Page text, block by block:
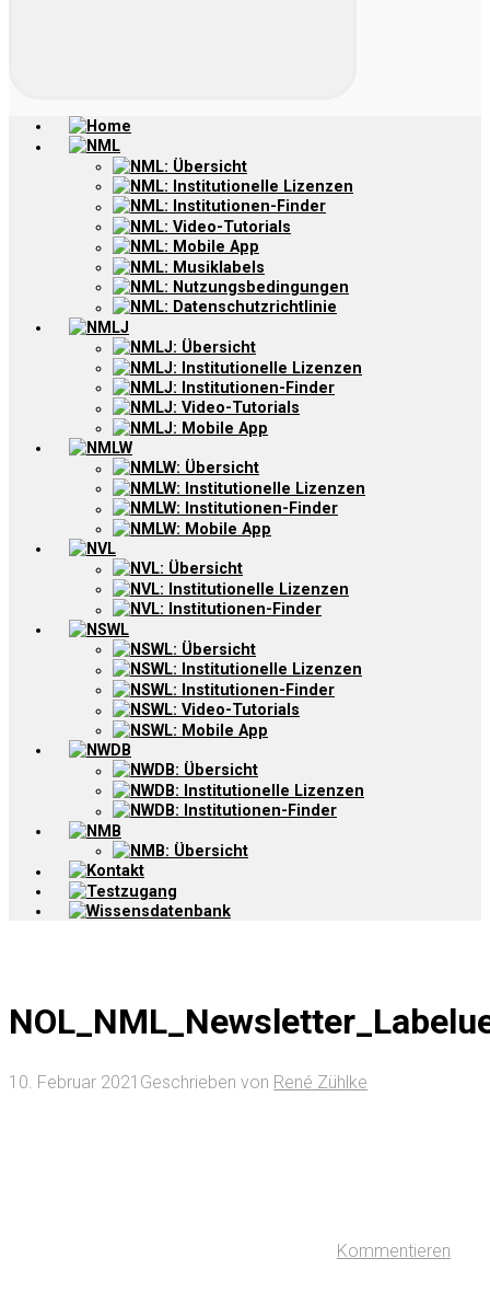
Home
NML
NML: Übersicht
NML: Institutionelle Lizenzen
NML: Institutionen-Finder
NML: Video-Tutorials
NML: Mobile App
NML: Musiklabels
NML: Nutzungsbedingungen
NML: Datenschutzrichtlinie
NMLJ
NMLJ: Übersicht
NMLJ: Institutionelle Lizenzen
NMLJ: Institutionen-Finder
NMLJ: Video-Tutorials
NMLJ: Mobile App
NMLW
NMLW: Übersicht
NMLW: Institutionelle Lizenzen
NMLW: Institutionen-Finder
NMLW: Mobile App
NVL
NVL: Übersicht
NVL: Institutionelle Lizenzen
NVL: Institutionen-Finder
NSWL
NSWL: Übersicht
NSWL: Institutionelle Lizenzen
NSWL: Institutionen-Finder
NSWL: Video-Tutorials
NSWL: Mobile App
NWDB
NWDB: Übersicht
NWDB: Institutionelle Lizenzen
NWDB: Institutionen-Finder
NMB
NMB: Übersicht
Kontakt
Testzugang
Wissensdatenbank
10. Februar 2021 Geschrieben von René Zühlke
Kommentieren